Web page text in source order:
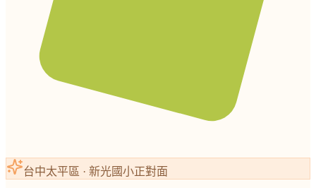
台中太平區 · 新光國小正對面